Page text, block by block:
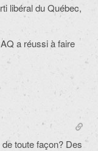
libéral du Québec,
a réussi à faire
toute façon? Des